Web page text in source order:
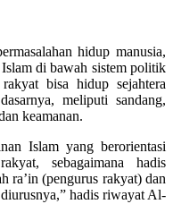
hidup manusia,
di bawah sistem politik
bisa hidup sejahtera
meliputi sandang,
keamanan.
Islam yang berorientasi
sebagaimana hadis
ra’in (pengurus rakyat) dan
hadis riwayat Al-